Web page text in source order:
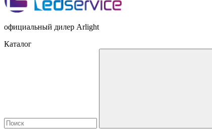
официальный дилер Arlight
Каталог